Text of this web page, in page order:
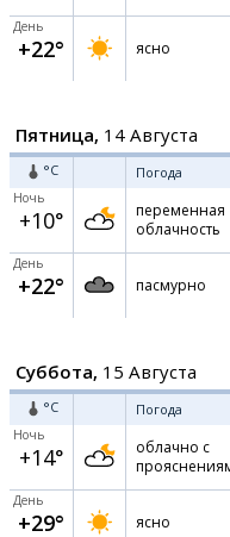
День
+22° ясно
Пятница, 14 Августа
°C Погода
Ночь
+10°
переменная
облачность
День
+22° пасмурно
Суббота, 15 Августа
°C Погода
Ночь
+14°
облачно с
День
+29° ясно